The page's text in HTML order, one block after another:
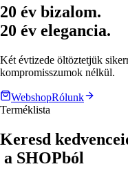
20 év bizalom.
20 év elegancia.
Két évtizede öltöztetjük
kompromisszumok nélkül.
WebshopRólunk
Terméklista
Keresd
a SHOPból